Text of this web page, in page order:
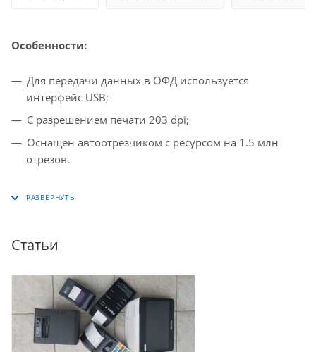
Особенности:
Для передачи данных в ОФД используется
интерфейс USB;
С разрешением печати 203 dpi;
Оснащен автоотрезчиком с ресурсом на 1.5 млн
отрезов.
Статьи